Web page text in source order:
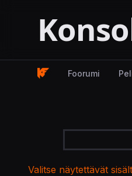
Foorumi
Valitse näytettävät